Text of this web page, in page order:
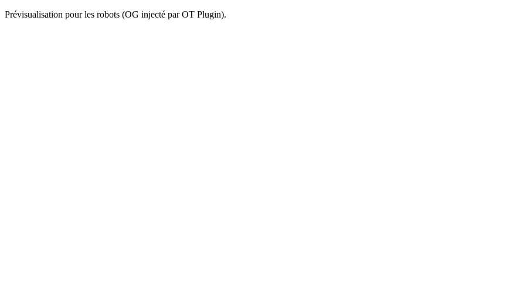
Prévisualisation pour les robots (OG injecté par OT Plugin).